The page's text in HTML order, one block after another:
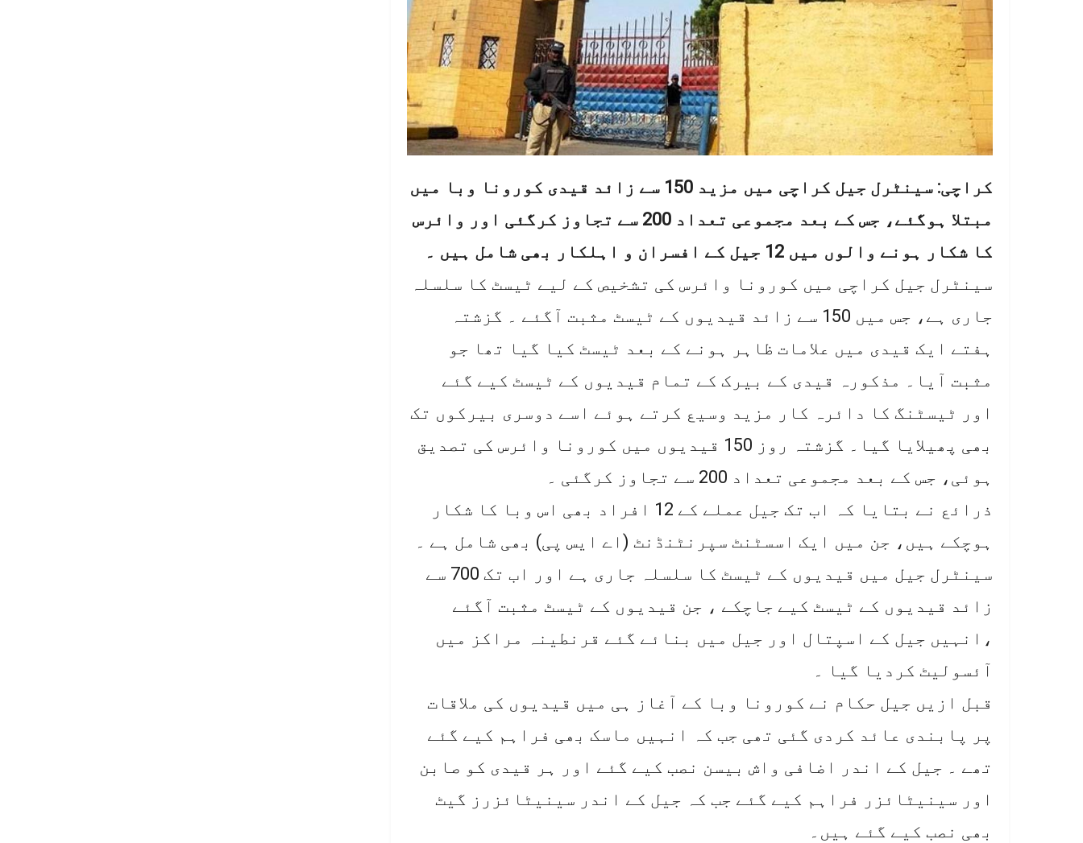
کراچی: سینٹرل جیل کراچی میں مزید 150 سے زائد قیدی کورونا وبا میں
مبتلا ہوگئے، جس کے بعد مجموعی تعداد 200 سے تجاوز کرگئی اور وائرس
کا شکار ہونے والوں میں 12 جیل کے افسران و اہلکار بھی شامل ہیں ۔
سینٹرل جیل کراچی میں کورونا وائرس کی تشخیص کے لیے ٹیسٹ کا سلسلہ
جاری ہے، جس میں 150 سے زائد قیدیوں کے ٹیسٹ مثبت آگئے ۔ گزشتہ
ہفتے ایک قیدی میں علامات ظاہر ہونے کے بعد ٹیسٹ کیا گیا تھا جو
مثبت آیا۔ مذکورہ قیدی کے بیرک کے تمام قیدیوں کے ٹیسٹ کیے گئے
اور ٹیسٹنگ کا دائرہ کار مزید وسیع کرتے ہوئے اسے دوسری بیرکوں تک
بھی پھیلایا گیا۔ گزشتہ روز 150 قیدیوں میں کورونا وائرس کی تصدیق
ہوئی، جس کے بعد مجموعی تعداد 200 سے تجاوز کرگئی ۔
ذرائع نے بتایا کہ اب تک جیل عملے کے 12 افراد بھی اس وبا کا شکار
ہوچکے ہیں، جن میں ایک اسسٹنٹ سپرنٹنڈنٹ (اے ایس پی) بھی شامل ہے ۔
سینٹرل جیل میں قیدیوں کے ٹیسٹ کا سلسلہ جاری ہے اور اب تک 700 سے
زائد قیدیوں کے ٹیسٹ کیے جاچکے ، جن قیدیوں کے ٹیسٹ مثبت آگئے
،انہیں جیل کے اسپتال اور جیل میں بنائے گئے قرنطینہ مراکز میں
آئسولیٹ کردیا گیا ۔
قبل ازیں جیل حکام نے کورونا وبا کے آغاز ہی میں قیدیوں کی ملاقات
پر پابندی عائد کردی گئی تھی جب کہ انہیں ماسک بھی فراہم کیے گئے
تھے ۔ جیل کے اندر اضافی واش بیسن نصب کیے گئے اور ہر قیدی کو صابن
اور سینیٹائزر فراہم کیے گئے جب کہ جیل کے اندر سینیٹائزرز گیٹ
بھی نصب کیے گئے ہیں۔